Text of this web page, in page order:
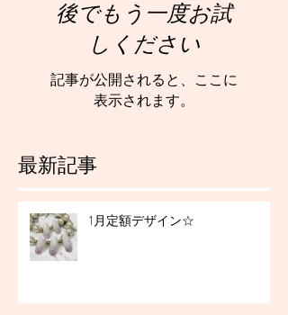
最新記事
後でもう一度お試
しください
記事が公開されると、ここに
表示されます。
1月定額デザイン☆